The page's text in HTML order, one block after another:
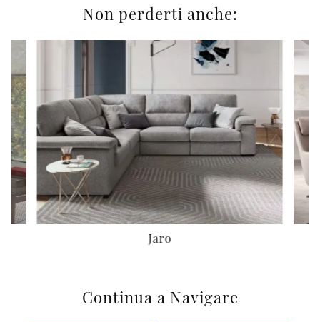
Non perderti anche:
Jaro
Continua a Navigare